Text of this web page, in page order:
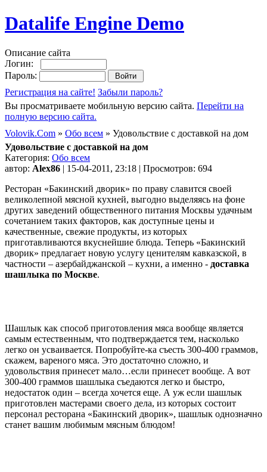
Datalife Engine Demo
Описание сайта
Логин:
Пароль:
Регистрация на сайте! Забыли пароль?
Вы просматриваете мобильную версию сайта. Перейти на
полную версию сайта.
Volovik.Com » Обо всем » Удовольствие с доставкой на дом
Удовольствие с доставкой на дом
Категория: Обо всем
автор: Alex86 | 15-04-2011, 23:18 | Просмотров: 694
Ресторан «Бакинский дворик» по праву славится своей
великолепной мясной кухней, выгодно выделяясь на фоне
других заведений общественного питания Москвы удачным
сочетанием таких факторов, как доступные цены и
качественные, свежие продукты, из которых
приготавливаются вкуснейшие блюда. Теперь «Бакинский
дворик» предлагает новую услугу ценителям кавказской, в
частности – азербайджанской – кухни, а именно - доставка
шашлыка по Москве.
Шашлык как способ приготовления мяса вообще является
самым естественным, что подтверждается тем, насколько
легко он усваивается. Попробуйте-ка съесть 300-400 граммов,
скажем, вареного мяса. Это достаточно сложно, и
удовольствия принесет мало…если принесет вообще. А вот
300-400 граммов шашлыка съедаются легко и быстро,
недостаток один – всегда хочется еще. А уж если шашлык
приготовлен мастерами своего дела, из которых состоит
персонал ресторана «Бакинский дворик», шашлык однозначно
станет вашим любимым мясным блюдом!